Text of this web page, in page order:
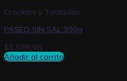
Crackers y Tostadas
PASEO SIN SAL 300g
$1.589,98
Añadir al carrito